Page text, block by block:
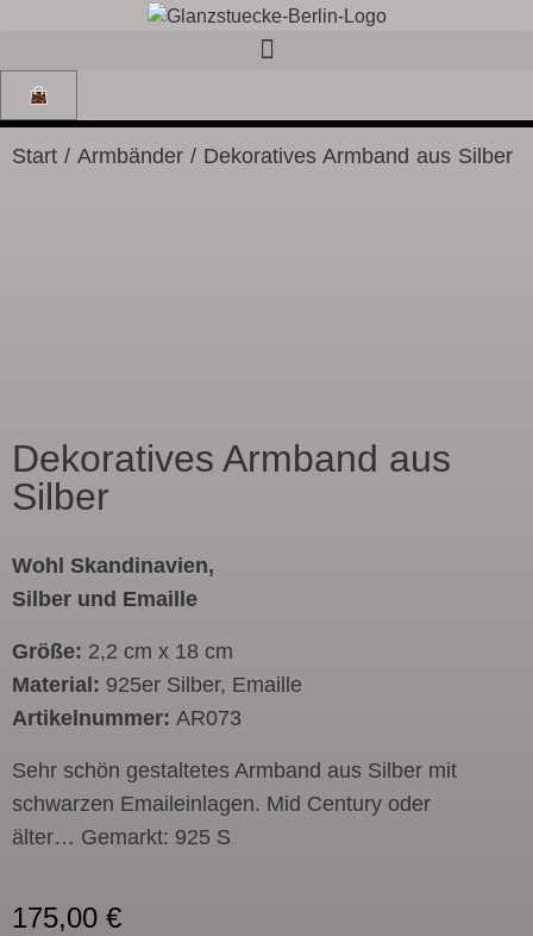
Start / Armbänder / Dekoratives Armband aus Silber
Dekoratives Armband aus
Silber
Wohl Skandinavien,
Silber und Emaille
Größe: 2,2 cm x 18 cm
Material: 925er Silber, Emaille
Artikelnummer: AR073
Sehr schön gestaltetes Armband aus Silber mit
schwarzen Emaileinlagen. Mid Century oder
älter… Gemarkt: 925 S
175,00 €